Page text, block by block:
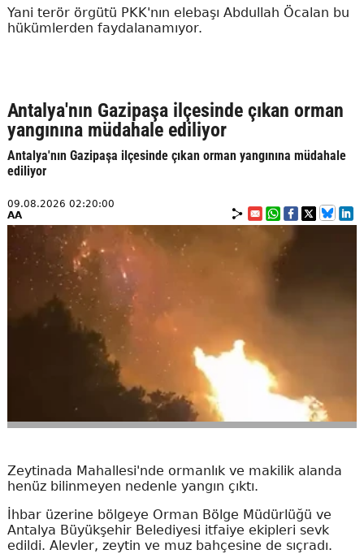
Yani terör örgütü PKK'nın elebaşı Abdullah Öcalan bu
hükümlerden faydalanamıyor.
Antalya'nın Gazipaşa ilçesinde çıkan orman
yangınına müdahale ediliyor
Antalya'nın Gazipaşa ilçesinde çıkan orman yangınına müdahale
ediliyor
09.08.2026 02:20:00
AA
Zeytinada Mahallesi'nde ormanlık ve makilik alanda
henüz bilinmeyen nedenle yangın çıktı.
İhbar üzerine bölgeye Orman Bölge Müdürlüğü ve
Antalya Büyükşehir Belediyesi itfaiye ekipleri sevk
edildi. Alevler, zeytin ve muz bahçesine de sıçradı.